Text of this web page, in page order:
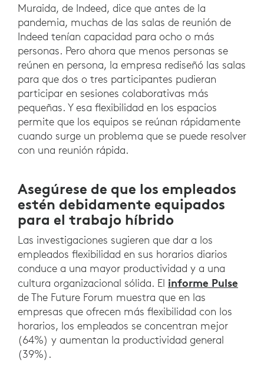
Muraida, de Indeed, dice que antes de la
pandemia, muchas de las salas de reunión de
Indeed tenían capacidad para ocho o más
personas. Pero ahora que menos personas se
reúnen en persona, la empresa rediseñó las salas
para que dos o tres participantes pudieran
participar en sesiones colaborativas más
pequeñas. Y esa flexibilidad en los espacios
permite que los equipos se reúnan rápidamente
cuando surge un problema que se puede resolver
con una reunión rápida.
Asegúrese de que los empleados
estén debidamente equipados
para el trabajo híbrido
Las investigaciones sugieren que dar a los
empleados flexibilidad en sus horarios diarios
conduce a una mayor productividad y a una
cultura organizacional sólida. El informe Pulse
de The Future Forum muestra que en las
empresas que ofrecen más flexibilidad con los
horarios, los empleados se concentran mejor
(64%) y aumentan la productividad general
(39%).